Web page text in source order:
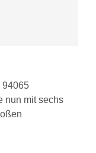
94065
nun mit sechs